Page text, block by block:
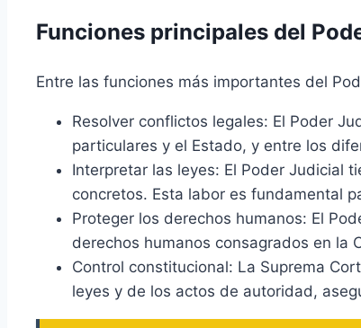
Funciones principales del
Entre las funciones más importantes del
Resolver conflictos legales: El Poder
particulares y el Estado, y entre los
Interpretar las leyes: El Poder Judicial
concretos. Esta labor es fundamental
Proteger los derechos humanos: El
derechos humanos consagrados en la
Control constitucional: La Suprema
leyes y de los actos de autoridad,